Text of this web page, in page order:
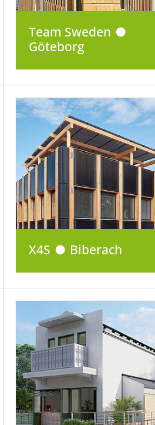
Team Sweden ●
Göteborg
X4S ● Biberach